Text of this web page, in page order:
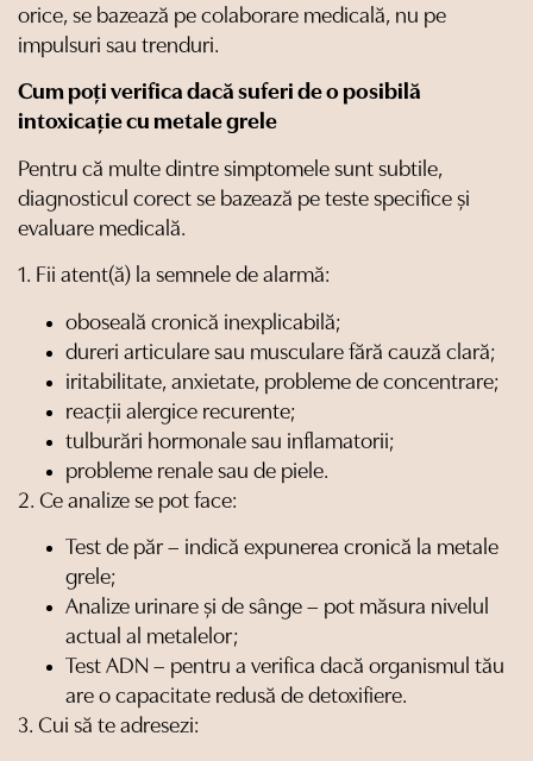
orice, se bazează pe colaborare medicală, nu pe
impulsuri sau trenduri.
Cum poți verifica dacă suferi de o posibilă
intoxicație cu metale grele
Pentru că multe dintre simptomele sunt subtile,
diagnosticul corect se bazează pe teste specifice și
evaluare medicală.
1.⁠ ⁠Fii atent(ă) la semnele de alarmă:
oboseală cronică inexplicabilă;
dureri articulare sau musculare fără cauză clară;
iritabilitate, anxietate, probleme de concentrare;
reacții alergice recurente;
tulburări hormonale sau inflamatorii;
probleme renale sau de piele.
2.⁠ ⁠Ce analize se pot face:
Test de păr – indică expunerea cronică la metale
grele;
Analize urinare și de sânge – pot măsura nivelul
actual al metalelor;
Test ADN – pentru a verifica dacă organismul tău
are o capacitate redusă de detoxifiere.
3.⁠ ⁠Cui să te adresezi: